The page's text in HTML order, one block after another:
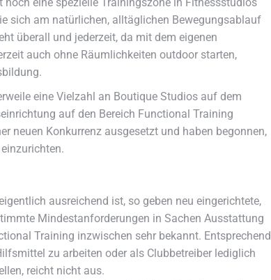
sich am natürlichen, alltäglichen Bewegungsablauf
überall und jederzeit, da mit dem eigenen
auch ohne Räumlichkeiten outdoor starten,
eine Vielzahl an Boutique Studios auf dem
auf den Bereich Functional Training
neuen Konkurrenz ausgesetzt und haben begonnen,
ausreichend ist, so geben neu eingerichtete,
Mindestanforderungen in Sachen Ausstattung
Training inzwischen sehr bekannt. Entsprechend
zu arbeiten oder als Clubbetreiber lediglich
reicht nicht aus.